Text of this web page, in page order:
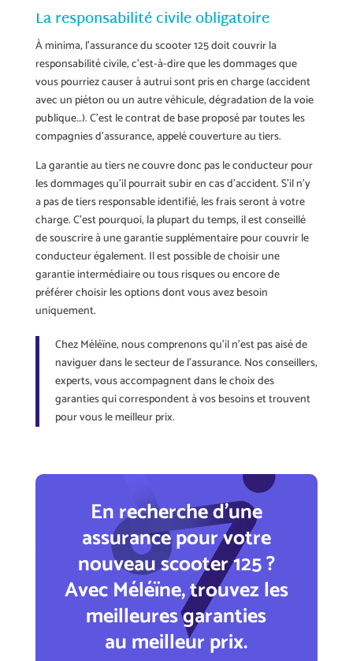
La responsabilité civile obligatoire
À minima, l’assurance du scooter 125 doit couvrir la
responsabilité civile, c’est-à-dire que les dommages que
vous pourriez causer à autrui sont pris en charge (accident
avec un piéton ou un autre véhicule, dégradation de la voie
publique…). C’est le contrat de base proposé par toutes les
compagnies d’assurance, appelé couverture au tiers.
La garantie au tiers ne couvre donc pas le conducteur pour
les dommages qu’il pourrait subir en cas d’accident. S’il n’y
a pas de tiers responsable identifié, les frais seront à votre
charge. C’est pourquoi, la plupart du temps, il est conseillé
de souscrire à une garantie supplémentaire pour couvrir le
conducteur également. Il est possible de choisir une
garantie intermédiaire ou tous risques ou encore de
préférer choisir les options dont vous avez besoin
uniquement.
Chez Méléïne, nous comprenons qu’il n’est pas aisé de
naviguer dans le secteur de l’assurance. Nos conseillers,
experts, vous accompagnent dans le choix des
garanties qui correspondent à vos besoins et trouvent
pour vous le meilleur prix.
En recherche d'une
assurance pour votre
nouveau scooter 125 ?
Avec Méléïne, trouvez les
meilleures garanties
au meilleur prix.